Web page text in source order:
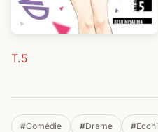
T.5
#Comédie #Drame #Ecchi